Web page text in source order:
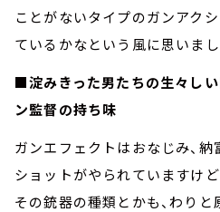
ことがないタイプのガンアク
ているかなという風に思いまし
■淀みきった男たちの生々し
ン監督の持ち味
ガンエフェクトはおなじみ、
ショットがやられていますけど
その銃器の種類とかも、わり